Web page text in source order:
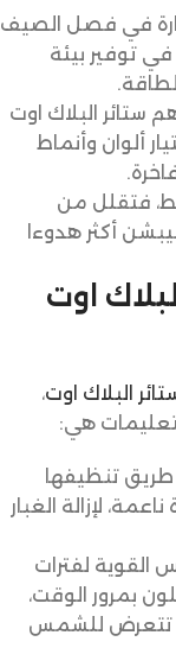
في فصل الصيف
توفير بيئة
ستائر البلاك اوت
ألوان وأنماط
فتقلل من
أكثر هدوءا
اوت
البلاك اوت،
هي:
تنظيفها
لإزالة الغبار
القوية لفترات
بمرور الوقت،
تتعرض للشمس